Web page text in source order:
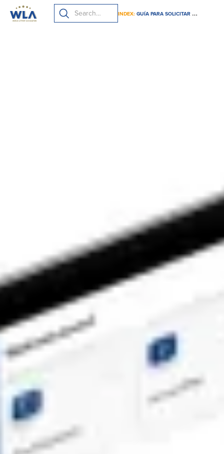
INDEX: GUÍA PARA SOLICITAR LA CERTIFICACIÓN DE JUEGO RESPONSABLE DE LA WLA